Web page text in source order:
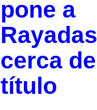
pone a
Rayadas
cerca del
título